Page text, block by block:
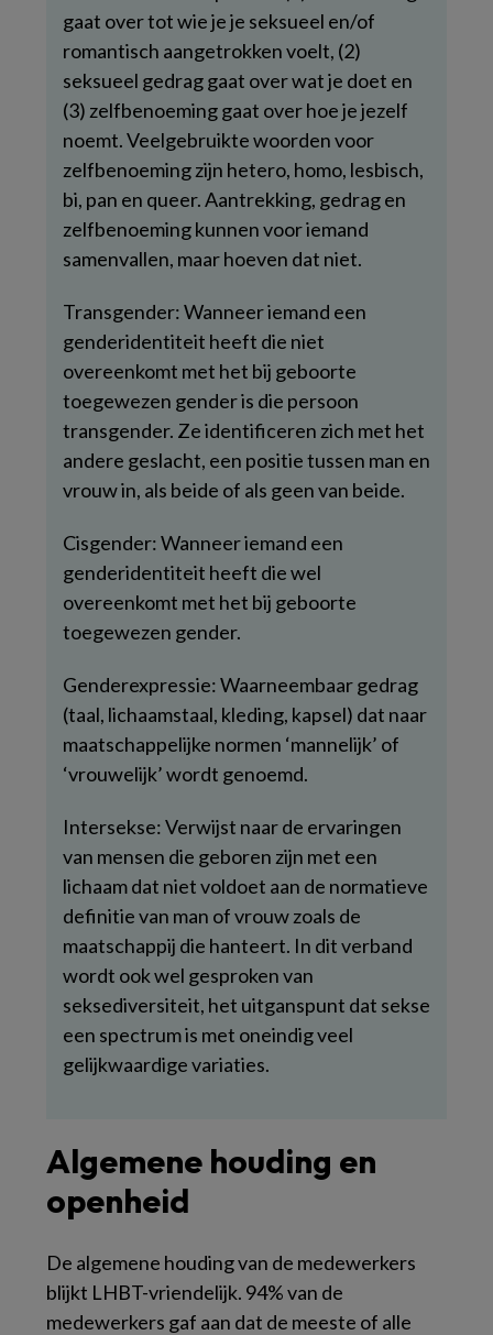
gaat over tot wie je je seksueel en/of
romantisch aangetrokken voelt, (2)
seksueel gedrag gaat over wat je doet en
(3) zelfbenoeming gaat over hoe je jezelf
noemt. Veelgebruikte woorden voor
zelfbenoeming zijn hetero, homo, lesbisch,
bi, pan en queer. Aantrekking, gedrag en
zelfbenoeming kunnen voor iemand
samenvallen, maar hoeven dat niet.
Transgender: Wanneer iemand een
genderidentiteit heeft die niet
overeenkomt met het bij geboorte
toegewezen gender is die persoon
transgender. Ze identificeren zich met het
andere geslacht, een positie tussen man en
vrouw in, als beide of als geen van beide.
Cisgender: Wanneer iemand een
genderidentiteit heeft die wel
overeenkomt met het bij geboorte
toegewezen gender.
Genderexpressie: Waarneembaar gedrag
(taal, lichaamstaal, kleding, kapsel) dat naar
maatschappelijke normen ‘mannelijk’ of
‘vrouwelijk’ wordt genoemd.
Intersekse: Verwijst naar de ervaringen
van mensen die geboren zijn met een
lichaam dat niet voldoet aan de normatieve
definitie van man of vrouw zoals de
maatschappij die hanteert. In dit verband
wordt ook wel gesproken van
seksediversiteit, het uitganspunt dat sekse
een spectrum is met oneindig veel
gelijkwaardige variaties.
Algemene houding en
openheid
De algemene houding van de medewerkers
blijkt LHBT-vriendelijk. 94% van de
medewerkers gaf aan dat de meeste of alle